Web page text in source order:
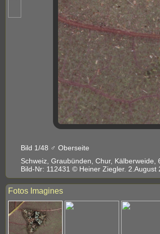
Bild 1/48 ♂ Oberseite
Schweiz, Graubünden, Chur, Kälberweide,
Bild-Nr: 112431 © Heiner Ziegler. 2.August
Fotos Imagines